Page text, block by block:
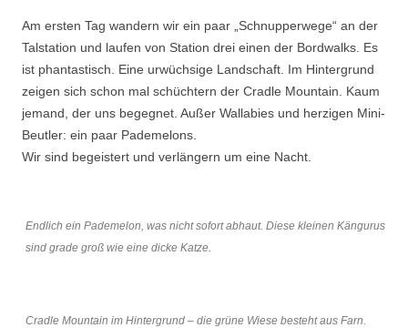
Am ersten Tag wandern wir ein paar „Schnupperwege“ an der
Talstation und laufen von Station drei einen der Bordwalks. Es
ist phantastisch. Eine urwüchsige Landschaft. Im Hintergrund
zeigen sich schon mal schüchtern der Cradle Mountain. Kaum
jemand, der uns begegnet. Außer Wallabies und herzigen Mini-
Beutler: ein paar Pademelons.
Wir sind begeistert und verlängern um eine Nacht.
Endlich ein Pademelon, was nicht sofort abhaut. Diese kleinen Kängurus
sind grade groß wie eine dicke Katze.
Cradle Mountain im Hintergrund – die grüne Wiese besteht aus Farn.